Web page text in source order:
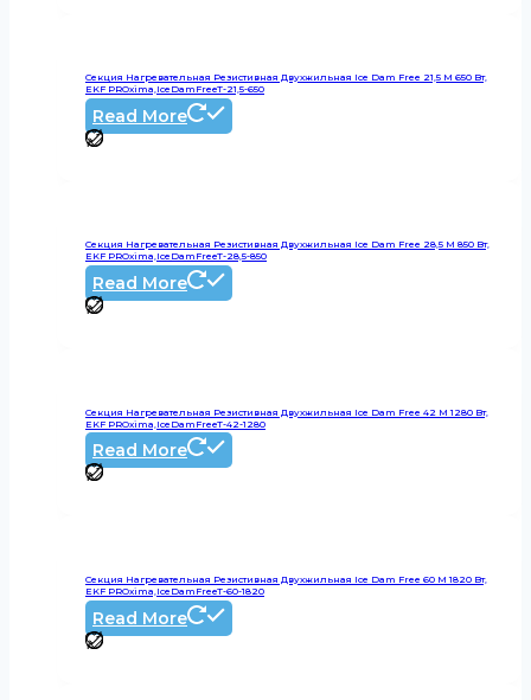
Секция Нагревательная Резистивная Двухжильная Ice Dam Free 21,5 М 650 Вт,
EKF PROxima,IceDamFreeT-21,5-650
Read More
Секция Нагревательная Резистивная Двухжильная Ice Dam Free 28,5 М 850 Вт,
EKF PROxima,IceDamFreeT-28,5-850
Read More
Секция Нагревательная Резистивная Двухжильная Ice Dam Free 42 М 1280 Вт,
EKF PROxima,IceDamFreeT-42-1280
Read More
Секция Нагревательная Резистивная Двухжильная Ice Dam Free 60 М 1820 Вт,
EKF PROxima,IceDamFreeT-60-1820
Read More